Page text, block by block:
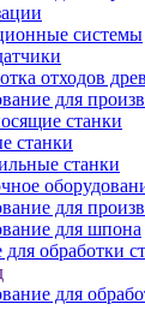
системы
отходов
для
станки
станки
станки
для
для шпона
обработки
для